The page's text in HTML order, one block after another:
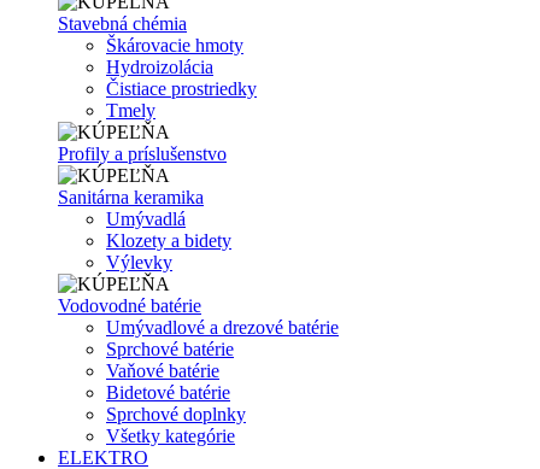
Stavebná chémia
Škárovacie hmoty
Hydroizolácia
Čistiace prostriedky
Tmely
Profily a príslušenstvo
Sanitárna keramika
Umývadlá
Klozety a bidety
Výlevky
Vodovodné batérie
Umývadlové a drezové batérie
Sprchové batérie
Vaňové batérie
Bidetové batérie
Sprchové doplnky
Všetky kategórie
ELEKTRO